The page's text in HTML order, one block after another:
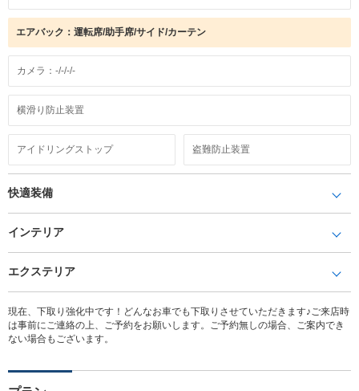
エアバック：運転席/助手席/サイド/カーテン
カメラ：-/-/-/-
横滑り防止装置
アイドリングストップ 盗難防止装置
快適装備
インテリア
エクステリア
現在、下取り強化中です！どんなお車でも下取りさせていただきます♪ご来店時
は事前にご連絡の上、ご予約をお願いします。ご予約無しの場合、ご案内でき
ない場合もございます。